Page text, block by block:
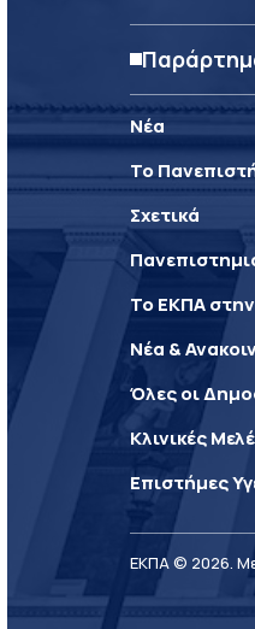
Νέα
Το
Σχετικά
Το ΕΚΠΑ
Νέα &
Όλες οι
Κλινικές
Επιστήμες
ΕΚΠΑ © 2026.